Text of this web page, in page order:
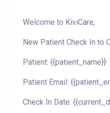
Welcome to KiviCare,
New Patient Check In to
Patient: {{patient_name}}
Patient Email:
Check In Date: